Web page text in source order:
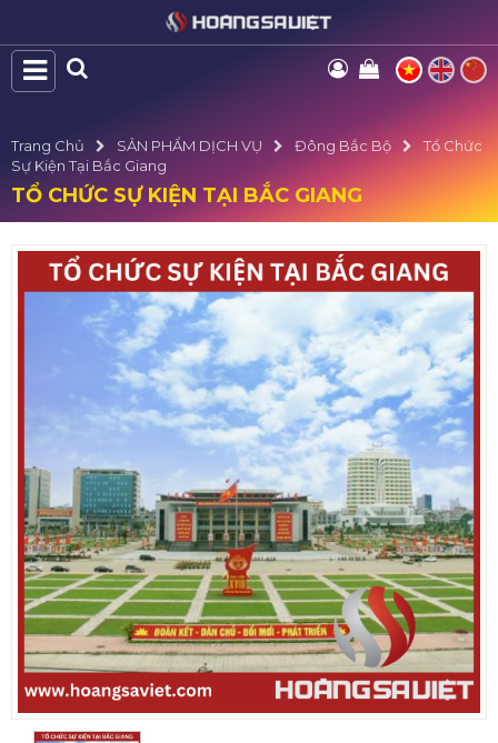
Trang Chủ SẢN PHẨM DỊCH VỤ Đông Bắc Bộ
Tổ Chức
Sự Kiện Tại Bắc Giang
TỔ CHỨC SỰ KIỆN TẠI BẮC GIANG